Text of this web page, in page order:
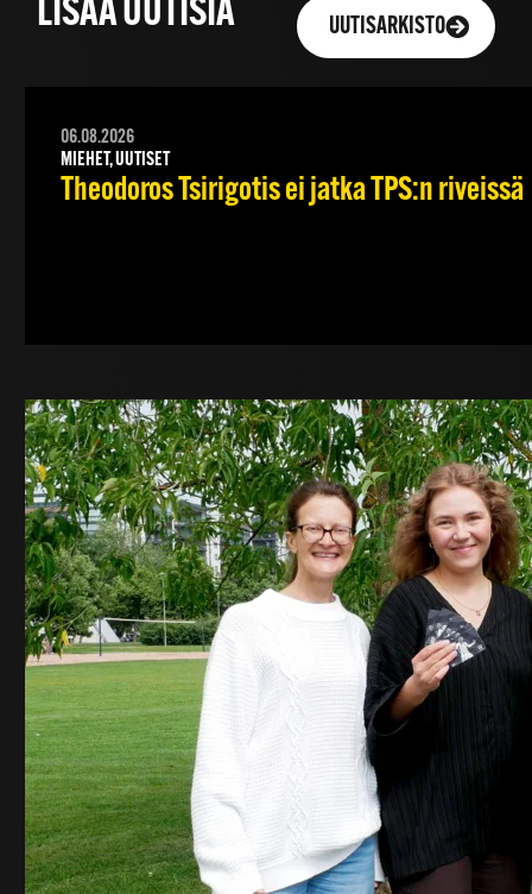
LISÄÄ UUTISIA UUTISARKISTO
06.08.2026
MIEHET, UUTISET
Theodoros Tsirigotis ei jatka TPS:n riveissä